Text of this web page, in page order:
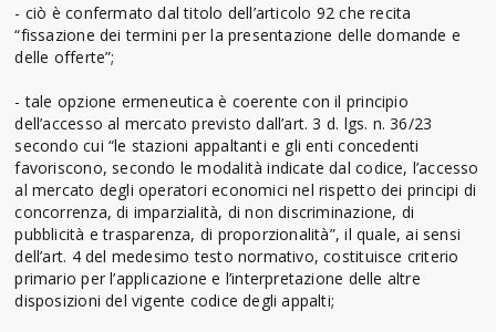
- ciò è confermato dal titolo dell’articolo 92 che recita
“fissazione dei termini per la presentazione delle domande e
delle offerte”;
- tale opzione ermeneutica è coerente con il principio
dell’accesso al mercato previsto dall’art. 3 d. lgs. n. 36/23
secondo cui “le stazioni appaltanti e gli enti concedenti
favoriscono, secondo le modalità indicate dal codice, l’accesso
al mercato degli operatori economici nel rispetto dei principi di
concorrenza, di imparzialità, di non discriminazione, di
pubblicità e trasparenza, di proporzionalità”, il quale, ai sensi
dell’art. 4 del medesimo testo normativo, costituisce criterio
primario per l’applicazione e l’interpretazione delle altre
disposizioni del vigente codice degli appalti;